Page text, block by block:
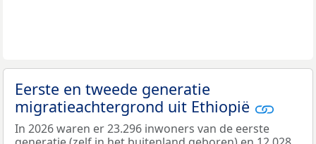
Eerste en tweede generatie
migratieachtergrond uit Ethiopië
In 2026 waren er 23.296 inwoners van de eerste